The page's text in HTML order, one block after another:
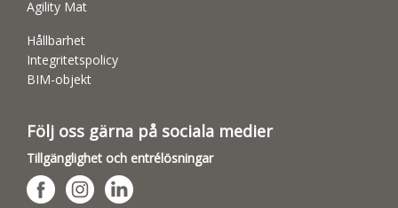
Agility Mat
Hållbarhet
Integritetspolicy
BIM-objekt
Följ oss gärna på sociala medier
Tillgänglighet och entrélösningar